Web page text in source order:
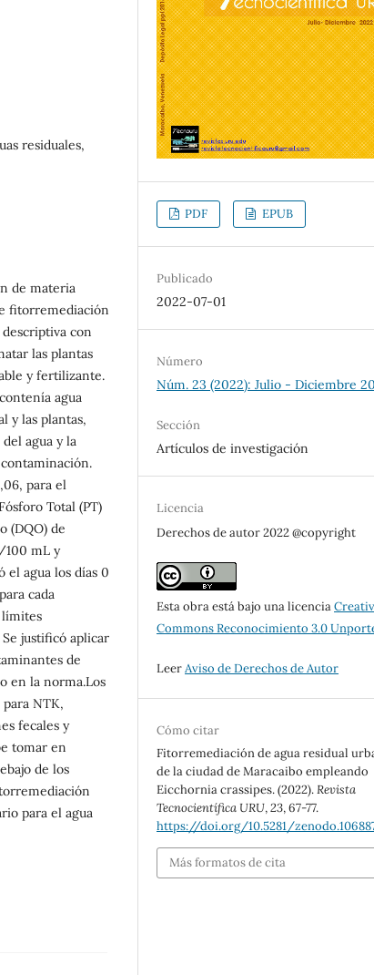
residuales,
de materia
fitorremediación
con
las plantas
y fertilizante.
agua
y las plantas,
agua y la
para el
Total (PT)
(DQO) de
100 mL y
el agua los días 0
cada
límites
justificó aplicar
de
en la norma.Los
NTK,
fecales y
tomar en
de los
para el agua
PDF EPUB
Publicado
2022-07-01
Número
Núm. 23 (2022): Julio - Diciembre
Sección
Artículos de investigación
Licencia
Derechos de autor 2022 @copyright
Esta obra está bajo una licencia
Commons Reconocimiento 3.0
LeerAviso de Derechos de Autor
Cómo citar
Fitorremediación de agua residual
de la ciudad de Maracaibo empleando
Eicchornia crassipes. (2022).Revista
Tecnocientífica URU,23, 67-77.
https://doi.org/10.5281/
Más formatos de cita